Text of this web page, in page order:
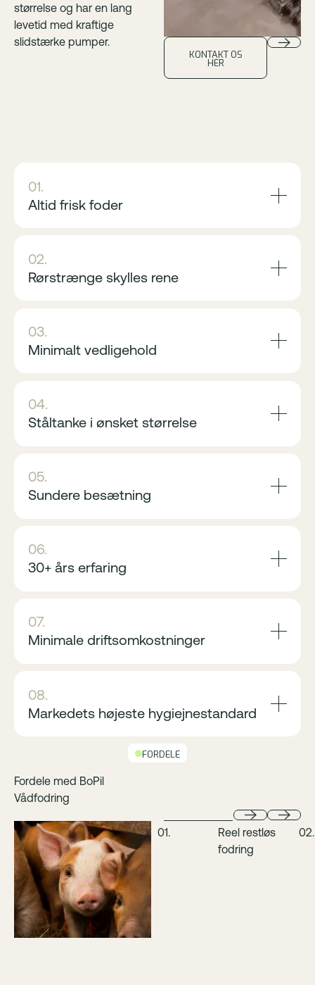
størrelse og har en lang
levetid med kraftige
slidstærke pumper.
KONTAKT OS
HER
01.
Altid frisk foder
02.
Rørstrænge skylles rene
03.
Minimalt vedligehold
04.
Ståltanke i ønsket størrelse
05.
Sundere besætning
06.
30+ års erfaring
07.
Minimale driftsomkostninger
08.
Markedets højeste hygiejnestandard
FORDELE
Fordele med BoPil
Vådfodring
01.
Reel restløs
fodring
02.